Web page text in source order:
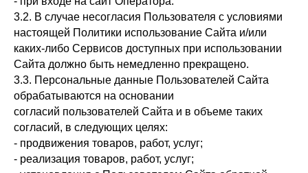
3.2. В случае несогласия Пользователя с условиями
настоящей Политики использование Сайта и/или
каких-либо Сервисов доступных при использовании
Сайта должно быть немедленно прекращено.
3.3. Персональные данные Пользователей Сайта
обрабатываются на основании
согласий пользователей Сайта и в объеме таких
согласий, в следующих целях:
- продвижения товаров, работ, услуг;
- реализация товаров, работ, услуг;